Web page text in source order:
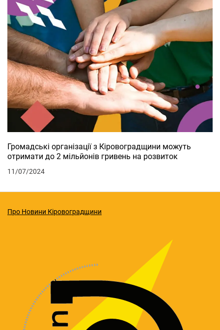
Громадські організації з Кіровоградщини можуть
отримати до 2 мільйонів гривень на розвиток
11/07/2024
Про Новини Кіровоградщини